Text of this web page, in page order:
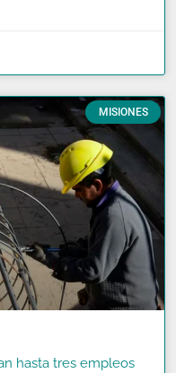
MISIONES
hasta tres empleos